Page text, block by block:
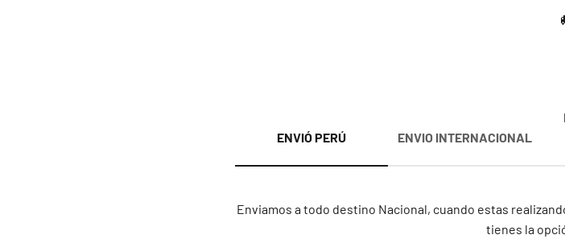
ENVIÓ PERÚ
Enviamos a todo destino Nacional, cuando estas
tienes la
ENVIO INTERNACIONAL